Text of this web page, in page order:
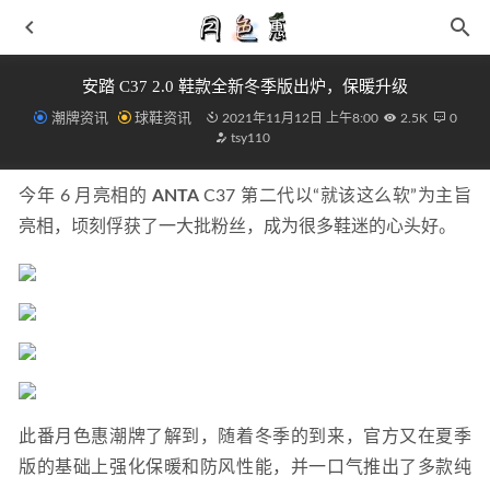
安踏 C37 2.0 鞋款全新冬季版出炉，保暖升级
潮牌资讯 球鞋资讯 2021年11月12日 上午8:00 2.5K
0
tsy110
今年 6 月亮相的 ANTA C37 第二代以“就该这么软”为主旨
亮相，顷刻俘获了一大批粉丝，成为很多鞋迷的心头好。
此番月色惠潮牌了解到，随着冬季的到来，官方又在夏季
版的基础上强化保暖和防风性能，并一口气推出了多款纯
李宁盘古 Halo 雷蛇限定版鞋款来袭，神秘炫酷
2021-10-01